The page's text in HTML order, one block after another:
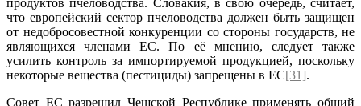
продуктов пчеловодства. Словакия, в свою очередь, считает,
что европейский сектор пчеловодства должен быть защищен
от недобросовестной конкуренции со стороны государств, не
являющихся членами ЕС. По её мнению, следует также
усилить контроль за импортируемой продукцией, поскольку
некоторые вещества (пестициды) запрещены в ЕС[31].
Совет ЕС разрешил Чешской Республике применять общий